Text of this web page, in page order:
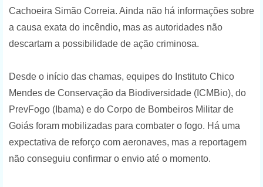
Cachoeira Simão Correia. Ainda não há informações sobre
a causa exata do incêndio, mas as autoridades não
descartam a possibilidade de ação criminosa.
Desde o início das chamas, equipes do Instituto Chico
Mendes de Conservação da Biodiversidade (ICMBio), do
PrevFogo (Ibama) e do Corpo de Bombeiros Militar de
Goiás foram mobilizadas para combater o fogo. Há uma
expectativa de reforço com aeronaves, mas a reportagem
não conseguiu confirmar o envio até o momento.